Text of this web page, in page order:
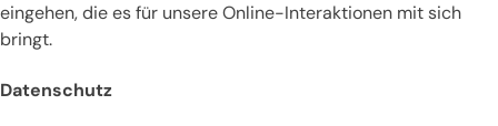
eingehen, die es für unsere Online-Interaktionen mit sich
bringt.
Datenschutz